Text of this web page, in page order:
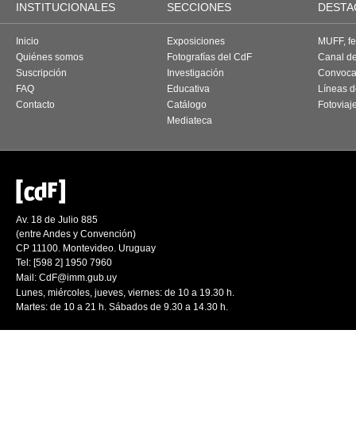
INSTITUCIONALES SECCIONES
Inicio
Quiénes somos
Suscripción
FAQ
Contacto
Exposiciones
Fotografías del CdF
Investigación
Educativa
Catálogo
Mediateca
MUFF,
Canal
Líneas
Av. 18 de Julio 885
(entre Andes y Convención)
CP 11100. Montevideo. Uruguay
Tel: [598 2] 1950 7960
Mail: CdF@imm.gub.uy
Lunes, miércoles, jueves, viernes: de 10 a 19.30 h.
Martes: de 10 a 21 h. Sábados de 9.30 a 14.30 h.